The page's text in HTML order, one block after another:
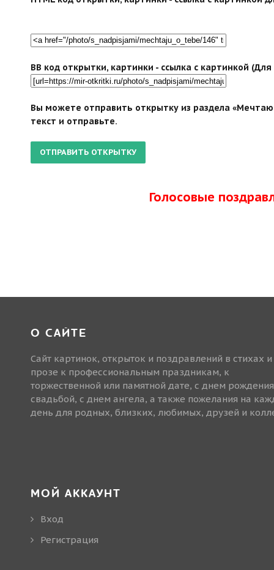
BB код открытки, картинки - ссылка с картинкой
Вы можете отправить открытку из раздела
текст и отправьте.
Голосовые
О САЙТЕ
Сайт картинок, открыток и поздравлений в стихах и
прозе к профессиональным праздникам, к
торжественной или памятной дате, с днем
свадьбой, с днем ангела, а также пожелания на
день для родных, близких, любимых, друзей и
МОЙ АККАУНТ
Вход
Регистрация